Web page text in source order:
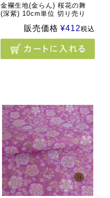
金襴生地(金らん) 桜花の舞
(深紫) 10cm単位 切り売り
販売価格 ¥412税込